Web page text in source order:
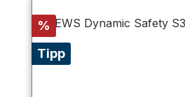
Rabatt
%
Tipp